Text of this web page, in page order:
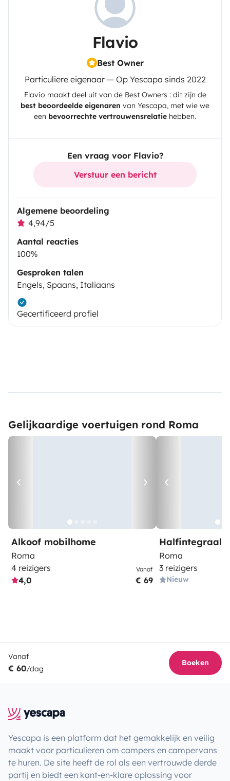
Flavio
Best Owner
Particuliere eigenaar — Op Yescapa sinds 2022
Flavio maakt deel uit van de Best Owners : dit zijn de
best beoordeelde eigenaren van Yescapa, met wie we
een bevoorrechte vertrouwensrelatie hebben.
Een vraag voor Flavio?
Verstuur een bericht
Algemene beoordeling
4,94/5
Aantal reacties
100%
Gesproken talen
Engels, Spaans, Italiaans
Gecertificeerd profiel
Gelijkaardige voertuigen rond Roma
Alkoof mobilhome
Roma
4 reizigers
4,0
Vanaf
€ 69
Halfintegraal
Roma
3 reizigers
Nieuw
Vanaf
€ 60/dag
Boeken
Yescapa is een platform dat het gemakkelijk en veilig
maakt voor particulieren om campers en campervans
te huren. De site heeft de rol als een vertrouwde derde
partij en biedt een kant-en-klare oplossing voor